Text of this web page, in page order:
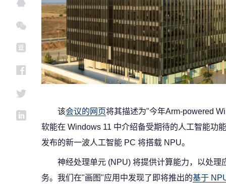
该会议的网页将其描述为"今年Arm-powered
软能在 Windows 11 中介绍备受期待的人工智能功
发布的新一波人工智能 PC 将搭载 NPU。
神经处理单元 (NPU) 将提供计算能力，以处
务。我们在"画图"应用中发现了即将推出的基于